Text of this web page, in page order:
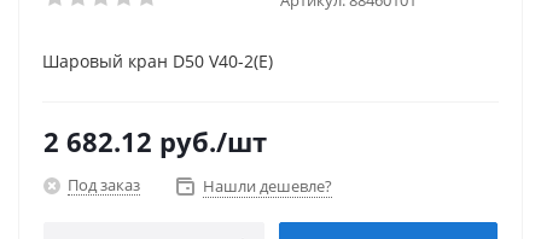
Шаровый кран D50 V40-2(Е)
2 682.12 руб./шт
Под заказ Нашли дешевле?